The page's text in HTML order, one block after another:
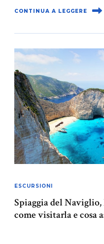
CONTINUA A LEGGERE
ESCURSIONI
Spiaggia del
come visitarla e cosa